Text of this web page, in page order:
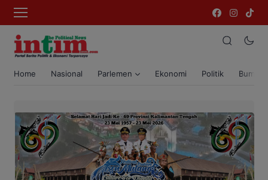
Home Nasional Parlemen Ekonomi Politik Bumi